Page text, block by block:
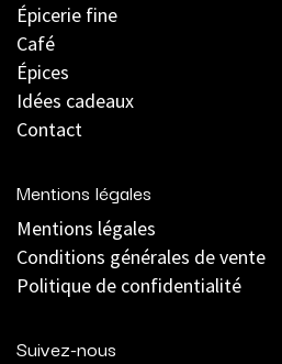
Épicerie fine
Café
Épices
Idées cadeaux
Contact
Mentions légales
Mentions légales
Conditions générales de vente
Politique de confidentialité
Suivez-nous